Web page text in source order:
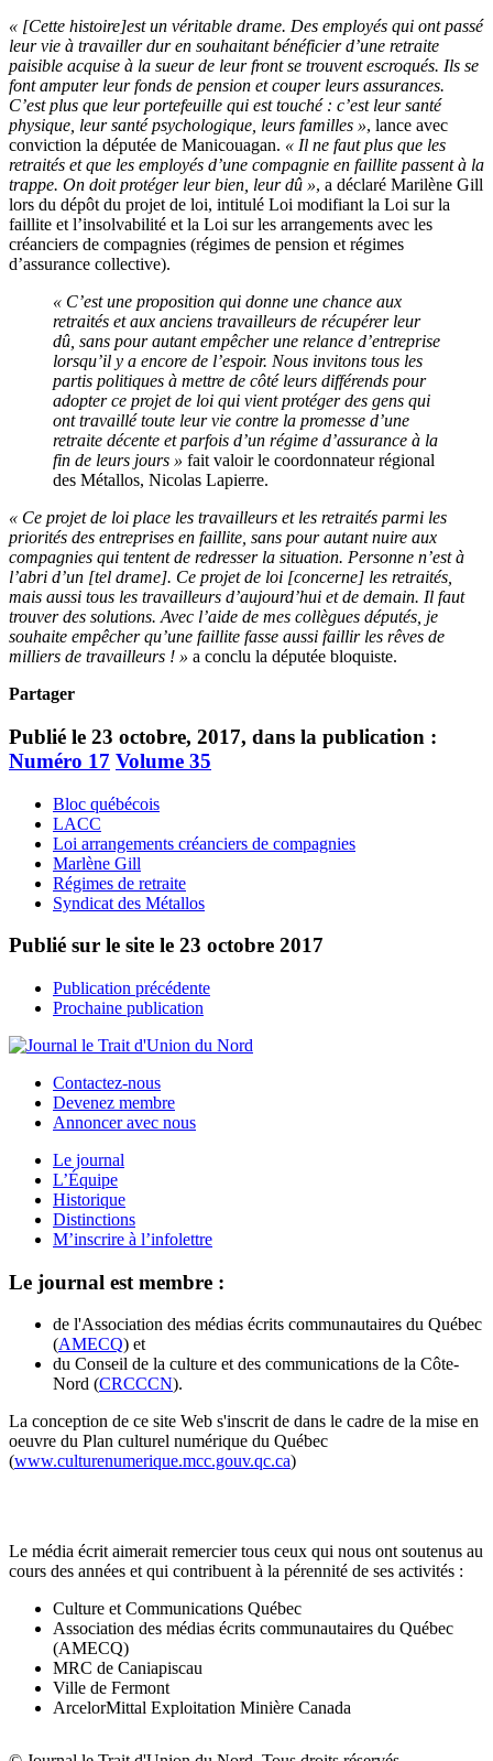
« [Cette histoire]est un véritable drame. Des employés qui ont passé
leur vie à travailler dur en souhaitant bénéficier d’une retraite
paisible acquise à la sueur de leur front se trouvent escroqués. Ils se
font amputer leur fonds de pension et couper leurs assurances.
C’est plus que leur portefeuille qui est touché : c’est leur santé
physique, leur santé psychologique, leurs familles », lance avec
conviction la députée de Manicouagan. « Il ne faut plus que les
retraités et que les employés d’une compagnie en faillite passent à la
trappe. On doit protéger leur bien, leur dû », a déclaré Marilène Gill
lors du dépôt du projet de loi, intitulé Loi modifiant la Loi sur la
faillite et l’insolvabilité et la Loi sur les arrangements avec les
créanciers de compagnies (régimes de pension et régimes
d’assurance collective).
« C’est une proposition qui donne une chance aux
retraités et aux anciens travailleurs de récupérer leur
dû, sans pour autant empêcher une relance d’entreprise
lorsqu’il y a encore de l’espoir. Nous invitons tous les
partis politiques à mettre de côté leurs différends pour
adopter ce projet de loi qui vient protéger des gens qui
ont travaillé toute leur vie contre la promesse d’une
retraite décente et parfois d’un régime d’assurance à la
fin de leurs jours » fait valoir le coordonnateur régional
des Métallos, Nicolas Lapierre.
« Ce projet de loi place les travailleurs et les retraités parmi les
priorités des entreprises en faillite, sans pour autant nuire aux
compagnies qui tentent de redresser la situation. Personne n’est à
l’abri d’un [tel drame]. Ce projet de loi [concerne] les retraités,
mais aussi tous les travailleurs d’aujourd’hui et de demain. Il faut
trouver des solutions. Avec l’aide de mes collègues députés, je
souhaite empêcher qu’une faillite fasse aussi faillir les rêves de
milliers de travailleurs ! » a conclu la députée bloquiste.
Partager
Publié le 23 octobre, 2017, dans la publication :
Numéro 17 Volume 35
Bloc québécois
LACC
Loi arrangements créanciers de compagnies
Marlène Gill
Régimes de retraite
Syndicat des Métallos
Publié sur le site le 23 octobre 2017
Publication précédente
Prochaine publication
Contactez-nous
Devenez membre
Annoncer avec nous
Le journal
L’Équipe
Historique
Distinctions
M’inscrire à l’infolettre
Le journal est membre :
de l'Association des médias écrits communautaires du Québec
(AMECQ) et
du Conseil de la culture et des communications de la Côte-
Nord (CRCCCN).
La conception de ce site Web s'inscrit de dans le cadre de la mise en
oeuvre du Plan culturel numérique du Québec
(www.culturenumerique.mcc.gouv.qc.ca)
Le média écrit aimerait remercier tous ceux qui nous ont soutenus au
cours des années et qui contribuent à la pérennité de ses activités :
Culture et Communications Québec
Association des médias écrits communautaires du Québec
(AMECQ)
MRC de Caniapiscau
Ville de Fermont
ArcelorMittal Exploitation Minière Canada